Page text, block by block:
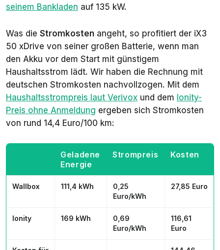
seinem Bankladen auf 135 kW.
Was die Stromkosten angeht, so profitiert der iX3
50 xDrive von seiner großen Batterie, wenn man
den Akku vor dem Start mit günstigem
Haushaltsstrom lädt. Wir haben die Rechnung mit
deutschen Stromkosten nachvollzogen. Mit dem
Haushaltsstrompreis laut Verivox und dem Ionity-
Preis ohne Anmeldung ergeben sich Stromkosten
von rund 14,4 Euro/100 km:
Geladene
Energie
Strompreis Kosten
Wallbox 111,4 kWh
0,25
Euro/kWh
27,85 Euro
Ionity 169 kWh
0,69
Euro/kWh
116,61
Euro